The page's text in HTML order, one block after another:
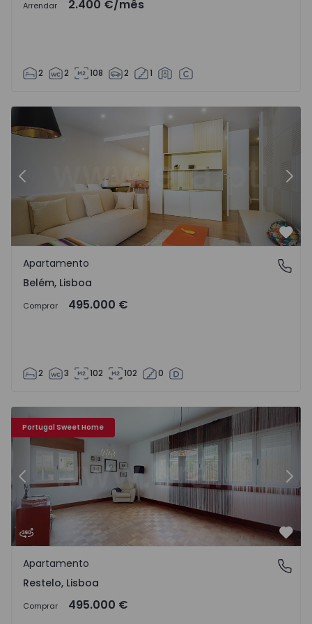
Arrendar 2.400 €/mês
2 2 108 2 1
Apartamento T2 Lisboa, Belém - 1519941 - 12
Anterior
Belém, Lisboa
Apartamento
Belém, Lisboa
Comprar 495.000 €
2 3 102 102 0
Portugal Sweet Home
Apartamento T2 Lisboa, Belém - 1475255 - 1
Anterior
Restelo, Lisboa
Apartamento
Restelo, Lisboa
Comprar 495.000 €